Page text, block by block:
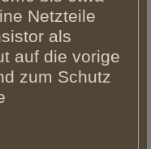
Netzteile
als
auf die vorige
zum Schutz